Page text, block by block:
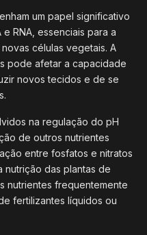
um papel significativo
RNA, essenciais para a
células vegetais. A
pode afetar a capacidade
novos tecidos e de se
na regulação do pH
de outros nutrientes
entre fosfatos e nitratos
nutrição das plantas de
nutrientes frequentemente
fertilizantes líquidos ou